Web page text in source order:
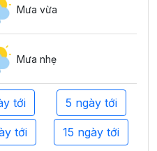
Mưa vừa
Mưa nhẹ
tới 5 ngày tới
tới 15 ngày tới